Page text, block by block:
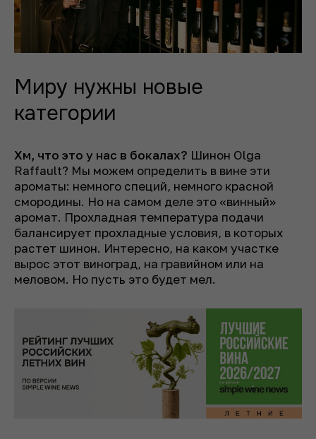
Миру нужны новые
категории
Хм, что это у нас в бокалах? Шинон Olga
Raffault? Мы можем определить в вине эти
ароматы: немного специй, немного красной
смородины. Но на самом деле это «винный»
аромат. Прохладная температура подачи
балансирует прохладные условия, в которых
растет шинон. Интересно, на каком участке
вырос этот виноград, на гравийном или на
меловом. Но пусть это будет мел.